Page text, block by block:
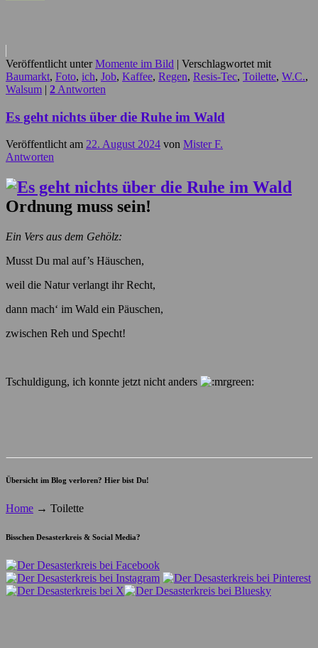
Veröffentlicht unter Momente im Bild | Verschlagwortet mit
Baumarkt, Foto, ich, Job, Kaffee, Regen, Resis-Tec, Toilette, W.C.,
Walsum | 2 Antworten
Es geht nichts über die Ruhe im Wald
Veröffentlicht am 22. August 2024 von Mister F.
Antworten
Ordnung muss sein!
Ein Vers aus dem Gehölz:
Musst Du mal auf’s Häuschen,
weil die Natur verlangt ihr Recht,
dann mach‘ im Wald ein Päuschen,
zwischen Reh und Specht!
Tschuldigung, ich konnte jetzt nicht anders
Übersicht im Blog verloren? Hier bist Du!
Home → Toilette
Bisschen Desasterkreis & Social Media?